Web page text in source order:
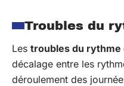
Troubles du
Les troubles du rythme
décalage entre les
déroulement des